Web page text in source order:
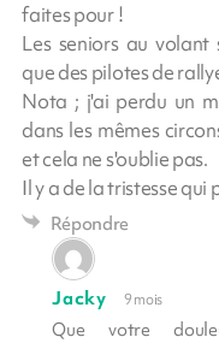
faites pour !
Les seniors au
que des pilotes de
Nota ; j'ai perdu un
dans les mêmes
et cela ne s'oublie pas.
Il y a de la tristesse
Répondre
Jacky 9 mois
Que votre